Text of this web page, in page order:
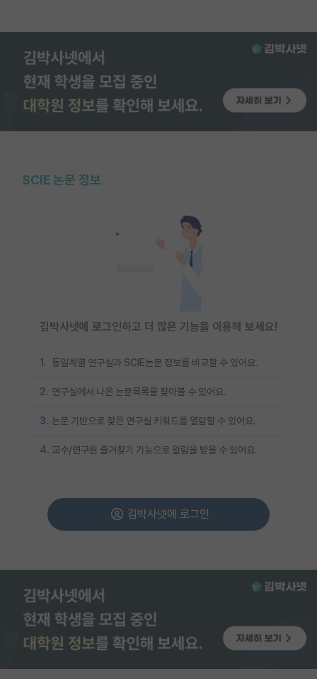
SCIE 논문 정보
김박사넷에 로그인하고 더 많은 기능을 이용해 보세요!
1. 동일계열 연구실과 SCIE논문 정보를 비교할 수 있어요.
2. 연구실에서 나온 논문목록을 찾아볼 수 있어요.
3. 논문 기반으로 찾은 연구실 키워드를 열람할 수 있어요.
4. 교수/연구원 즐겨찾기 기능으로 알람을 받을 수 있어요.
김박사넷에 로그인